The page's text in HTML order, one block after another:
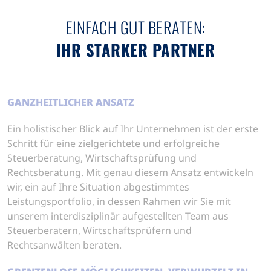
8
9
6
7
8
9
9
8
9
EINFACH GUT BERATEN:
IHR STARKER PARTNER
GANZHEITLICHER ANSATZ
Ein holistischer Blick auf Ihr Unternehmen ist der erste
Schritt für eine zielgerichtete und erfolgreiche
Steuerberatung, Wirtschafts­prüfung und
Rechtsberatung. Mit genau diesem Ansatz entwickeln
wir, ein auf Ihre Situation abgestimmtes
Leistungsportfolio, in dessen Rahmen wir Sie mit
unserem interdisziplinär aufgestellten Team aus
Steuerberatern, Wirtschaftsprüfern und
Rechtsanwälten beraten.